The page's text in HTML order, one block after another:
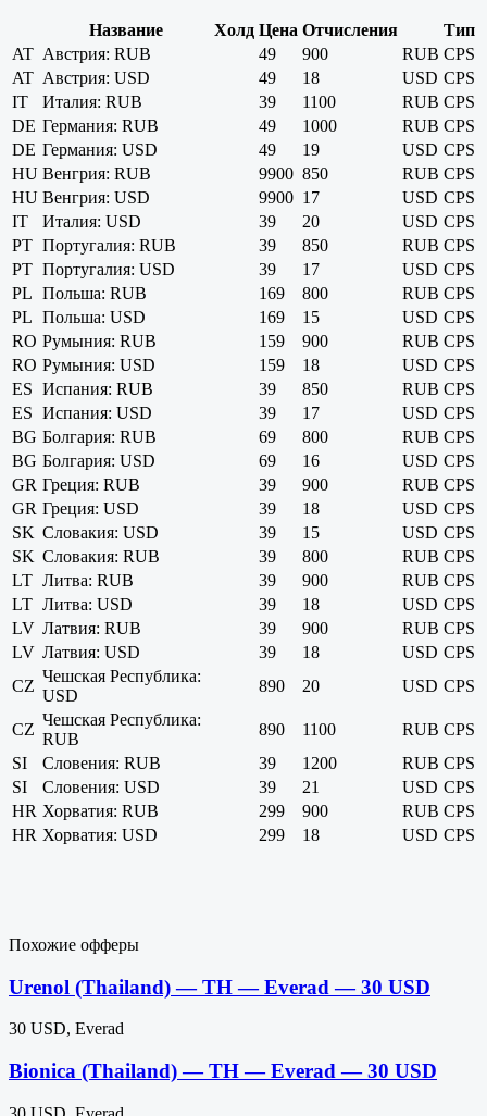
Название Холд Цена Отчисления
Тип
AT Австрия: RUB 49 900 RUB CPS
AT Австрия: USD 49 18 USD CPS
IT
Италия: RUB 39 1100 RUB CPS
DE Германия: RUB 49 1000 RUB CPS
DE Германия: USD 49 19 USD CPS
HU Венгрия: RUB 9900 850 RUB CPS
HU Венгрия: USD 9900 17 USD CPS
IT
Италия: USD 39 20 USD CPS
PT Португалия: RUB 39 850 RUB CPS
PT Португалия: USD 39 17 USD CPS
PL Польша: RUB 169 800 RUB CPS
PL Польша: USD 169 15 USD CPS
RO Румыния: RUB 159 900 RUB CPS
RO Румыния: USD 159 18 USD CPS
ES Испания: RUB 39 850 RUB CPS
ES Испания: USD 39 17 USD CPS
BG Болгария: RUB 69 800 RUB CPS
BG Болгария: USD 69 16 USD CPS
GR Греция: RUB 39 900 RUB CPS
GR Греция: USD 39 18 USD CPS
SK Словакия: USD 39 15 USD CPS
SK Словакия: RUB 39 800 RUB CPS
LT Литва: RUB 39 900 RUB CPS
LT Литва: USD 39 18 USD CPS
LV Латвия: RUB 39 900 RUB CPS
LV Латвия: USD 39 18 USD CPS
CZ
Чешская Республика:
USD
890 20 USD CPS
CZ
Чешская Республика:
RUB
890 1100 RUB CPS
SI
Словения: RUB 39 1200 RUB CPS
SI
Словения: USD 39 21 USD CPS
HR Хорватия: RUB 299 900 RUB CPS
HR Хорватия: USD 299 18 USD CPS
Похожие офферы
Urenol (Thailand) — TH — Everad — 30 USD
30 USD, Everad
Bionica (Thailand) — TH — Everad — 30 USD